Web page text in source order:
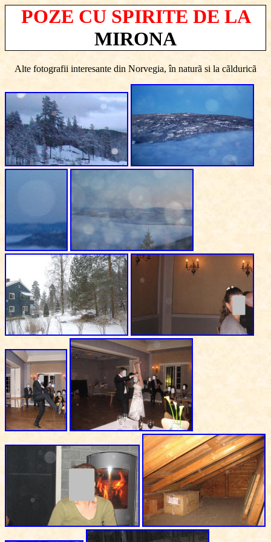
POZE CU SPIRITE DE LA
MIRONA
Alte fotografii interesante din Norvegia, în naturã si la cãlduricã